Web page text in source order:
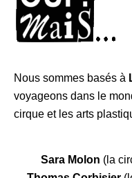
Nous sommes basés à
voyageons dans le
cirque et les arts
Sara Molon (la